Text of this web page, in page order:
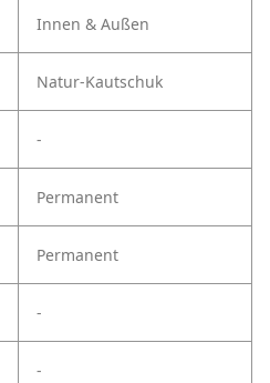
Innen & Außen
Natur-Kautschuk
-
Permanent
Permanent
-
-